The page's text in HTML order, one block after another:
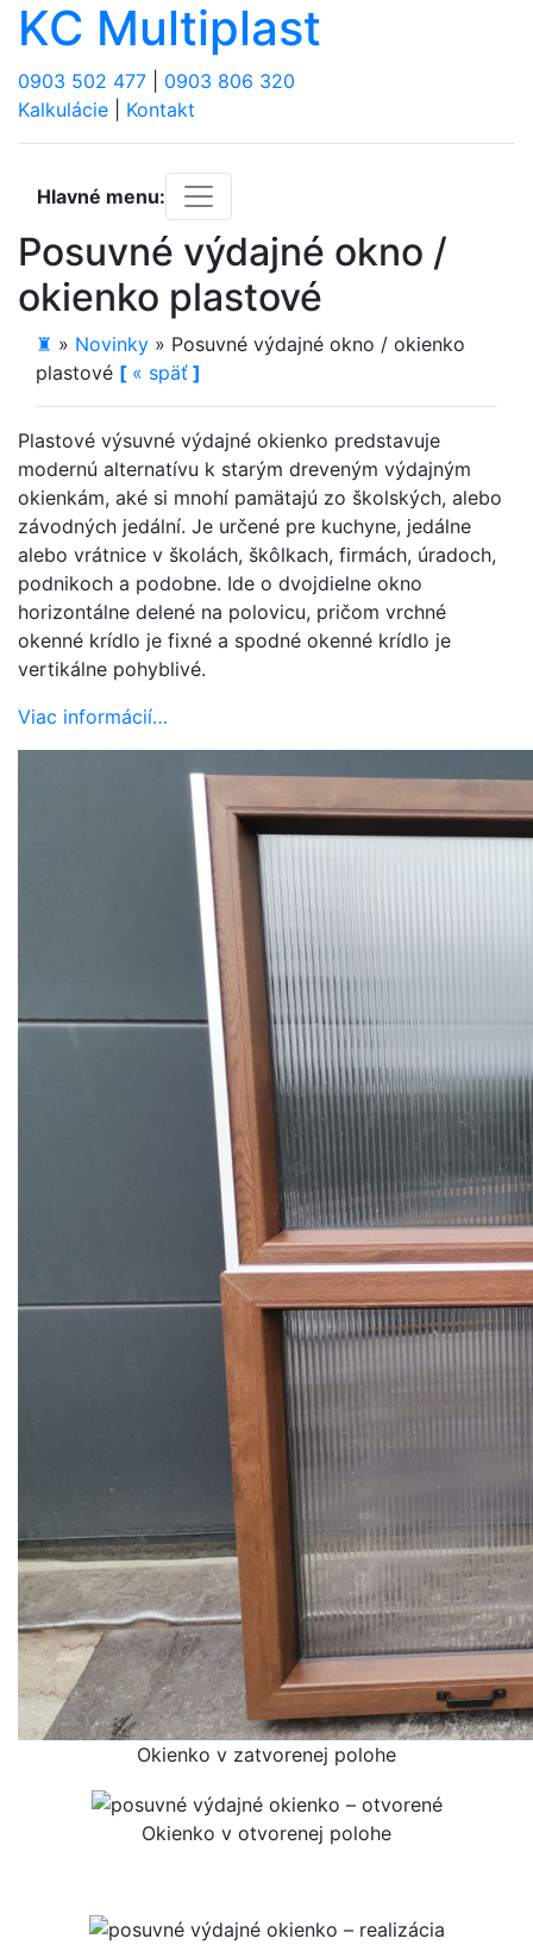
KC Multiplast
0903 502 477
0903 806 320
Kalkulácie
Kontakt
Hlavné menu:
Posuvné výdajné okno /
okienko plastové
♜ » Novinky » Posuvné výdajné okno / okienko
plastové [ « späť ]
Plastové výsuvné výdajné okienko predstavuje
modernú alternatívu k starým dreveným výdajným
okienkám, aké si mnohí pamätajú zo školských, alebo
závodných jedální. Je určené pre kuchyne, jedálne
alebo vrátnice v školách, škôlkach, firmách, úradoch,
podnikoch a podobne. Ide o dvojdielne okno
horizontálne delené na polovicu, pričom vrchné
okenné krídlo je fixné a spodné okenné krídlo je
vertikálne pohyblivé.
Viac informácií…
Okienko v zatvorenej polohe
Okienko v otvorenej polohe